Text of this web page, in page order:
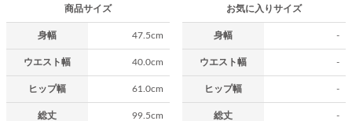
商品サイズ
身幅 47.5cm
ウエスト幅 40.0cm
ヒップ幅 61.0cm
総丈 99.5cm
お気に入りサイズ
身幅 -
ウエスト幅 -
ヒップ幅 -
総丈 -